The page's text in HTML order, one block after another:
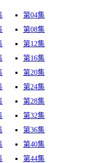
第04集
第08集
第12集
第16集
第20集
第24集
第28集
第32集
第36集
第40集
第44集